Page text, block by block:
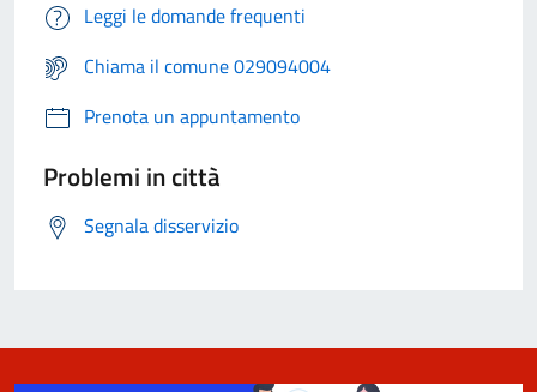
Leggi le domande frequenti
Chiama il comune 029094004
Prenota un appuntamento
Problemi in città
Segnala disservizio